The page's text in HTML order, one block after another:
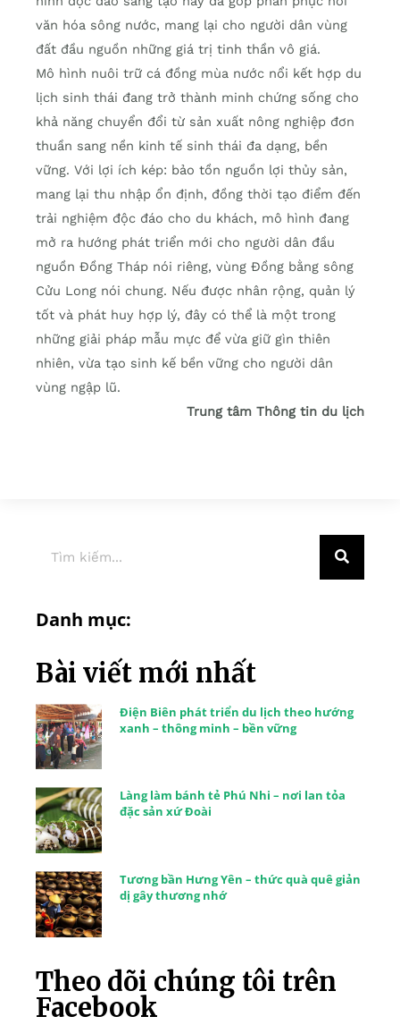
văn hóa sông nước, mang lại cho người dân vùng
đất đầu nguồn những giá trị tinh thần vô giá.
Mô hình nuôi trữ cá đồng mùa nước nổi kết hợp du
lịch sinh thái đang trở thành minh chứng sống cho
khả năng chuyển đổi từ sản xuất nông nghiệp đơn
thuần sang nền kinh tế sinh thái đa dạng, bền
vững. Với lợi ích kép: bảo tồn nguồn lợi thủy sản,
mang lại thu nhập ổn định, đồng thời tạo điểm đến
trải nghiệm độc đáo cho du khách, mô hình đang
mở ra hướng phát triển mới cho người dân đầu
nguồn Đồng Tháp nói riêng, vùng Đồng bằng sông
Cửu Long nói chung. Nếu được nhân rộng, quản lý
tốt và phát huy hợp lý, đây có thể là một trong
những giải pháp mẫu mực để vừa giữ gìn thiên
nhiên, vừa tạo sinh kế bền vững cho người dân
vùng ngập lũ.
Trung tâm Thông tin du lịch
Danh mục:
Bài viết mới nhất
Điện Biên phát triển du lịch theo hướng
xanh – thông minh – bền vững
Làng làm bánh tẻ Phú Nhi – nơi lan tỏa
đặc sản xứ Đoài
Tương bần Hưng Yên – thức quà quê giản
dị gây thương nhớ
Theo dõi chúng tôi trên
Facebook